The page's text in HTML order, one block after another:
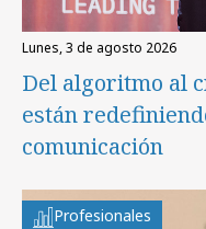
lunes, 3 de agosto 2026
Del algoritmo al
están
comunicación
Profesionales